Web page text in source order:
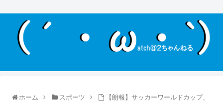
ホーム スポーツ
【朗報】サッカーワールドカップ、